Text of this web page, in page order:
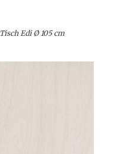
Tisch Edi Ø 105 cm